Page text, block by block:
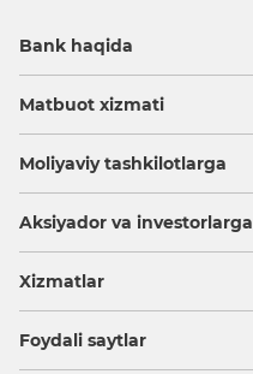
Bank haqida
Matbuot xizmati
Moliyaviy tashkilotlarga
Aksiyador va investorlarga
Xizmatlar
Foydali saytlar